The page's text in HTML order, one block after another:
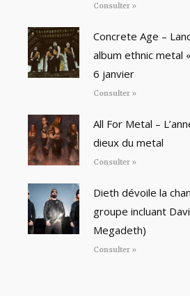
Consulter »
Concrete Age –
album ethnic metal
6 janvier
Consulter »
All For Metal –
dieux du metal
Consulter »
Dieth dévoile la
groupe incluant
Megadeth)
Consulter »